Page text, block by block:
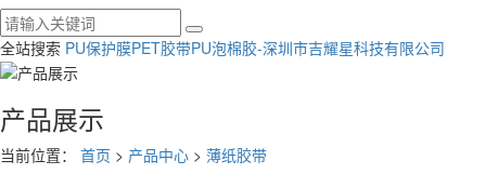
全站搜索 PU保护膜PET胶带PU泡棉胶-深圳市吉耀星科技有限公司
产品展示
当前位置： 首页 > 产品中心 > 薄纸胶带